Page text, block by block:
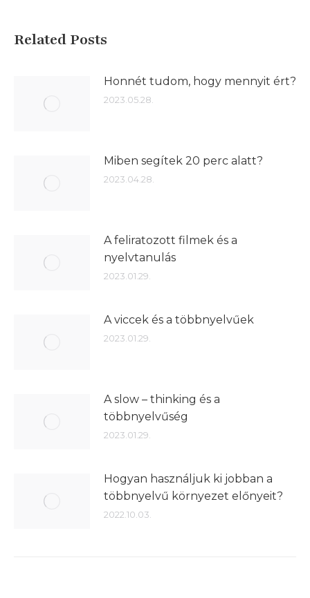
Related Posts
Honnét tudom, hogy mennyit ért?
2023.05.28.
Miben segítek 20 perc alatt?
2023.04.28.
A feliratozott filmek és a
nyelvtanulás
2023.01.29.
A viccek és a többnyelvűek
2023.01.29.
A slow – thinking és a
többnyelvűség
2023.01.29.
Hogyan használjuk ki jobban a
többnyelvű környezet előnyeit?
2022.10.03.